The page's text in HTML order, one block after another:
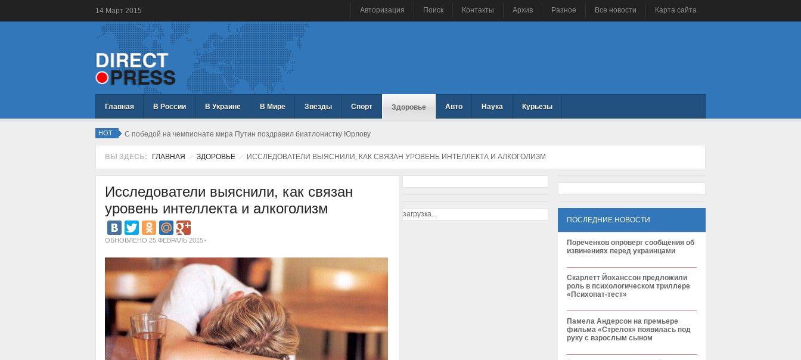
14 Март 2015 Авторизация Поиск Контакты Архив Разное Все новости Карта сайта
Главная В России В Украине В Мире Звезды Спорт Здоровье Авто Наука Курьезы
HOT С победой на чемпионате мира Путин поздравил биатлонистку Юрлову
ВЫ ЗДЕСЬ: ГЛАВНАЯ ЗДОРОВЬЕ ИССЛЕДОВАТЕЛИ ВЫЯСНИЛИ, КАК СВЯЗАН УРОВЕНЬ ИНТЕЛЛЕКТА И АЛКОГОЛИЗМ
Исследователи выяснили, как связан
уровень интеллекта и алкоголизм
ОБНОВЛЕНО 25 ФЕВРАЛЬ 2015
загрузка...
ПОСЛЕДНИЕ НОВОСТИ
Пореченков опроверг сообщения об
извинениях перед украинцами
Скарлетт Йоханссон предложили
роль в психологическом триллере
«Психопат-тест»
Памела Андерсон на премьере
фильма «Стрелок» появилась под
руку с взрослым сыном